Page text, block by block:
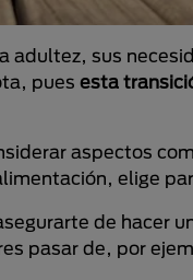
adultez, sus
pues esta
aspectos
elige
de hacer
pasar de, por